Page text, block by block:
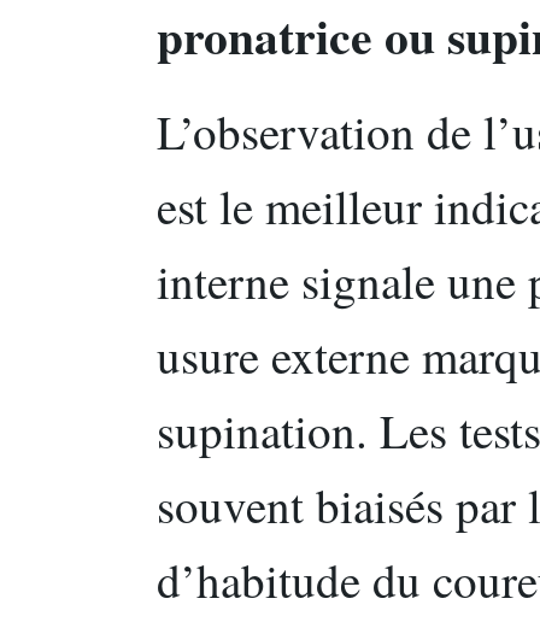
pronatrice ou
L’observation de
est le meilleur
interne signale une
usure externe
supination. Les
souvent biaisés
d’habitude du